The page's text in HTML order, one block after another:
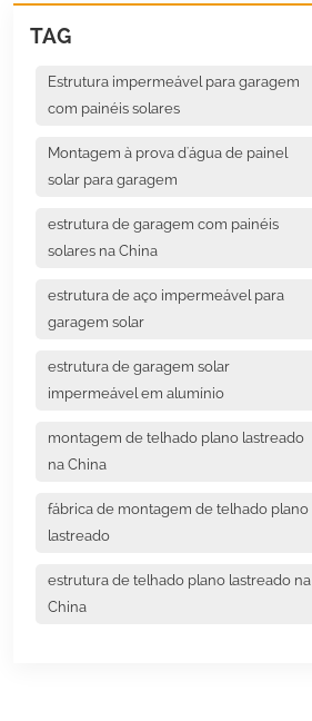
TAG
Estrutura impermeável para garagem
com painéis solares
Montagem à prova d'água de painel
solar para garagem
estrutura de garagem com painéis
solares na China
estrutura de aço impermeável para
garagem solar
estrutura de garagem solar
impermeável em alumínio
montagem de telhado plano lastreado
na China
fábrica de montagem de telhado plano
lastreado
estrutura de telhado plano lastreado na
China